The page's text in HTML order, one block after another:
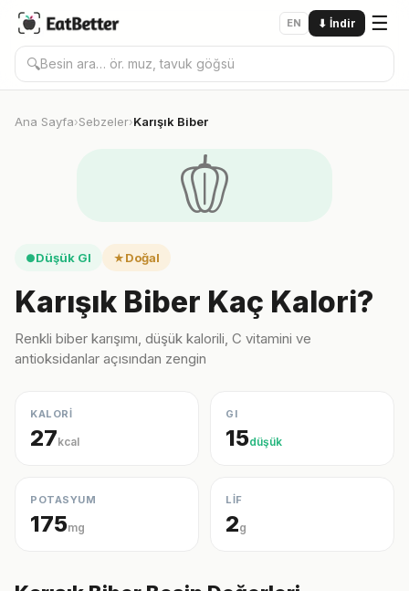
EN ⬇ İndir ☰
🔍
Ana Sayfa›Sebzeler›Karışık Biber
🫑
●Düşük GI ★ Doğal
Karışık Biber Kaç Kalori?
Renkli biber karışımı, düşük kalorili, C vitamini ve
antioksidanlar açısından zengin
KALORİ
27kcal
GI
15düşük
POTASYUM
175mg
LİF
2g